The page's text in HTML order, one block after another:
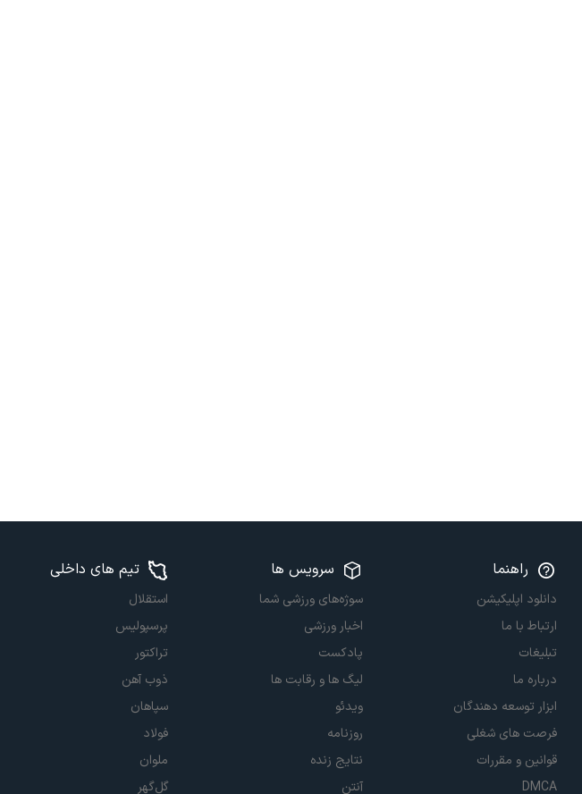
راهنما
دانلود اپلیکیشن
ارتباط با ما
تبلیغات
درباره ما
ابزار توسعه دهندگان
فرصت های شغلی
قوانین و مقررات
DMCA
سرویس ها
سوژه‌های ورزشی شما
اخبار ورزشی
پادکست
لیگ ها و رقابت ها
ویدئو
روزنامه
نتایج زنده
آنتن
تیم های داخلی
استقلال
پرسپولیس
تراکتور
ذوب آهن
سپاهان
فولاد
ملوان
گل‌گهر